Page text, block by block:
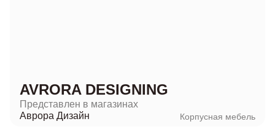
AVRORA DESIGNING
Представлен в магазинах
Аврора Дизайн
Корпусная мебель